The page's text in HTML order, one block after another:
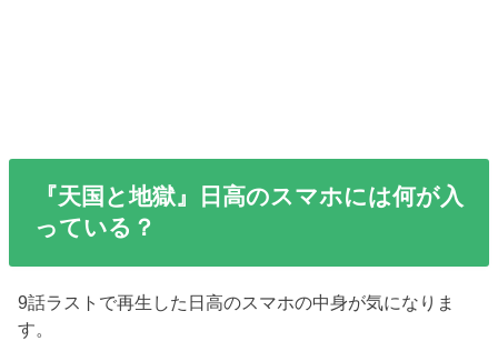
『天国と地獄』日高のスマホには何が入
っている？
9話ラストで再生した日高のスマホの中身が気になりま
す。